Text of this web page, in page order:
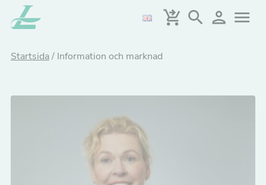
Hoppa
till
Startsida/ Information och marknad